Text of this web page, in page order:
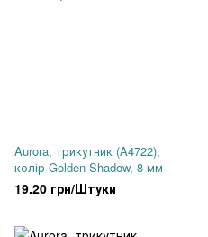
Aurora, трикутник (A4722),
колір Golden Shadow, 8 мм
19.20 грн/Штуки